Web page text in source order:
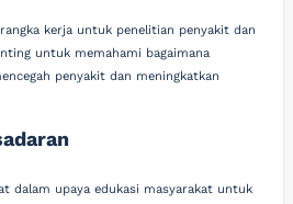
kerja untuk penelitian penyakit dan
untuk memahami bagaimana
penyakit dan meningkatkan
dalam upaya edukasi masyarakat untuk